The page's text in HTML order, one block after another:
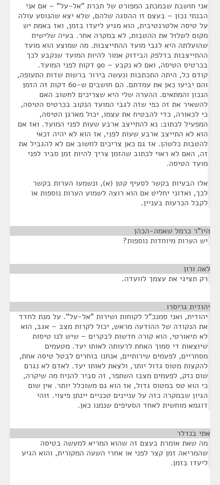
אני חושבת שבמכתב המפורט של חברת "אל-על" – אם אני
הבנתי נכון – בעצם זו ההסגה שלהם, שלא יצא שהנוסע עולה
על טיסה אלטרנטיבית, הוא מגיע ליעדו בזמן, ואז באמת יש
מקום לשלול את ההטבות, לא במקרה אחר. בעיה שלישית
שהועלתה היא לגבי מועד ההתייצבות. מה שמוצע הוא מועד
ההתייצבות בדלפק הבידוק אמור להיות המועד שנקבע לכך
בכרטיס הטיסה, ואם לא נקבע – 90 דקות לפני המועד.
קודם כל, היתה התכתבות ונעשה בירור ברשות שדות התעופה,
והם יביעו כאן את עמדתם. הם חושבים ש-60 דקות זה הזמן
הנכון והמתאים. ההערה שלי היא שצריכים לחשוב האם
להשאיר את זה כפי שזה לגבי המועד הנקוב בכרטיס הטיסה,
כי לכאורה, כדי להבטיח את עצמו, יכול מארגן הטיסה,
המפעיל לכתוב: נא להתייצב ארבע שעות לפני המועד. ואז אם
הוא לא התייצב ארבע שעות לפני, אז הוא לא יהיה זכאי
להטבות כלשהן. אז גם כאן צריכים לחשוב אם לא להגביל את
זה, האם לא ראוי לכתוב שהזמן צריך להיות זמן סביר לפני
מועד הטיסה.
אלו הבעיות בקשר לסעיף קטן (א), ונשמעו הערות בקשר
לכך, ואדוני יחליט אם הוא רוצה לשמוע הערות נוספות או
לקבל הכרעות בעניין.
היו"ר כרמל שאמה-הכהן
יש הערות מיוחדות נוספות?
לאה ורון
רק תציגי את עצמך לוועדה.
יהודית גריסרו
יהודית, ואני סמנכ"ל לקוחות ושירות "אל-על". על מנת לחדד
את הנקודה של ההודעה מראש, יכול לקרות מצב – אגב, הוא
לא תיאורטי, הוא קורה חדשות לבקרים – שיש לנו טיסות
שיוצאות די סמוך האחת לרעותה לאותו יעד. מטעמים
מסחריים, לפעמים שירותיים, אנחנו בוחרים לבטל טיסה אחת,
להקצות מטוס גדול יותר, ולצאת לאותו יעד. לאדם לא נגרם
שום נזק, לפעמים מצבו השתפר, זה סביר להניח מה שיקרה,
כי הוא טס במטוס גדול, אז הוא גם משוכלל יותר. אין שום
הגיון שבמקרה כזה על עניינים טכניים יינתן פיצוי. זוהי
דוגמא מוחשית לאחד הסעיפים שנמנו כאן.
אתי בנדלר
מה שאת אומרת בעצם זה שהוא המריא למעשה בטיסה
שהמריאה זמן קצר לפני או אחרי השעה המקורית, והוא הגיע
ליעדו בזמן.